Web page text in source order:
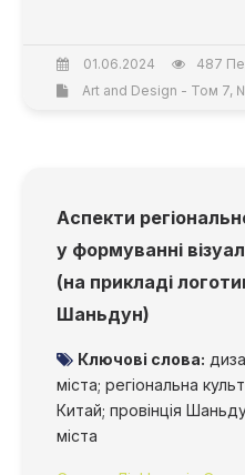
01.06.2024
487
Art and Design - Том 7,
Аспекти
у формуванні
(на прикладі
Шаньдун)
Ключові слова:
міста; регіональна
Китай; провінція
міста